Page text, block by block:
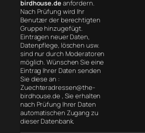
birdhouse.deanfordern.
Nach Prüfung wird Ihr
Benutzer der berechtigten
Gruppe hinzugefügt.
Eintragen neuer Daten,
Datenpflege, löschen usw.
sind nur durch Moderatoren
möglich. Wünschen Sie eine
Eintrag Ihrer Daten senden
Sie diese an :
Zuechteradressen@the-
birdhouse.de , Sie erhalten
nach Prüfung Ihrer Daten
automatischen Zugang zu
dieser Datenbank.